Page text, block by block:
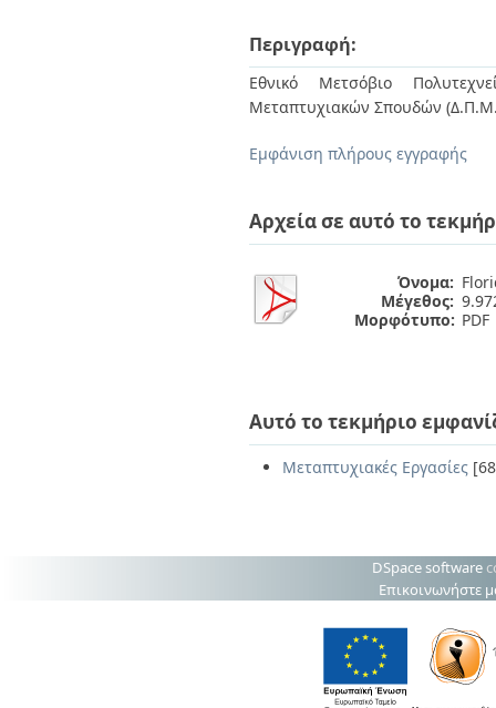
Περιγραφή:
Εθνικό Μετσόβιο
Μεταπτυχιακών Σπουδών
Εμφάνιση πλήρους εγγραφής
Αρχεία σε αυτό το
Όνομα:
Μέγεθος:
Μορφότυπο: PDF
Αυτό το τεκμήριο
Μεταπτυχιακές Εργασίες
DSpace software
Επικοινωνήστε